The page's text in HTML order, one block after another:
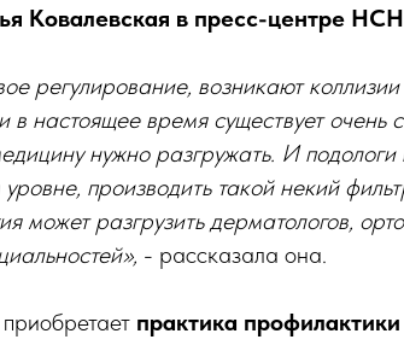
Ковалевская в пресс-центре
регулирование, возникают
настоящее время существует очень
нужно разгружать. И подологи
производить такой некий
может разгрузить дерматологов,
- рассказала она.
практика